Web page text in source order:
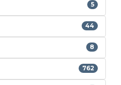
5
44
8
762